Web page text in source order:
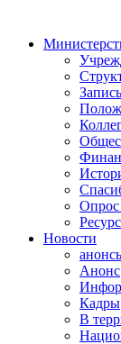
Опрос
Новости
Анонс
Кадры
В